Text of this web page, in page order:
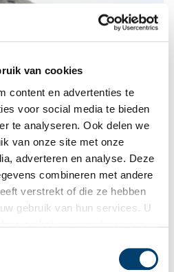
van cookies
content en advertenties te
voor social media te bieden
te analyseren. Ook delen we
van onze site met onze
adverteren en analyse. Deze
combineren met andere
verstrekt of die ze hebben
gebruik van hun services. U
Texel dankt haar naam aan
de legende zou de
gebouwd zijn door een
en bluf tot grote rijkdom kwam.
ligt de wensdroom van elke